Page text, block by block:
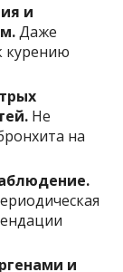
и
Даже
курению
Не
на
и